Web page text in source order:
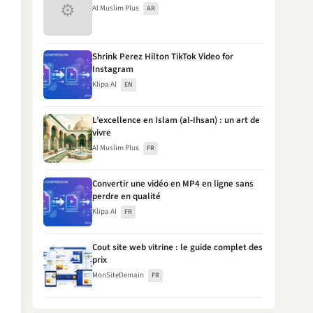
⚙ Al Muslim Plus AR
Shrink Perez Hilton TikTok Video for
Instagram
Klipa AI EN
L’excellence en Islam (al-Ihsan) : un art de
vivre
Al Muslim Plus FR
Convertir une vidéo en MP4 en ligne sans
perdre en qualité
Klipa AI FR
Cout site web vitrine : le guide complet des
prix
MonSiteDemain FR